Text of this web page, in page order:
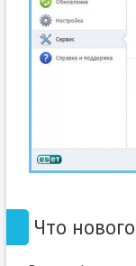
Что